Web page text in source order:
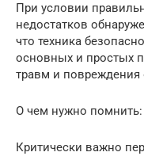
При условии
недостатков
что техника
основных и простых
травм и повреждения
О чем нужно помнить:
Критически важно